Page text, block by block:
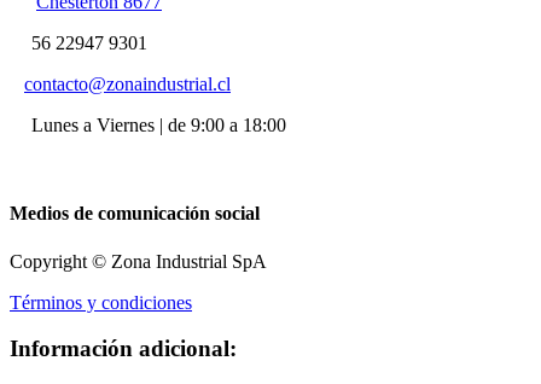
56 22947 9301
contacto@zonaindustrial.cl
Lunes a Viernes | de 9:00 a 18:00
Medios de comunicación social
Copyright © Zona Industrial SpA
Términos y condiciones
Información adicional: